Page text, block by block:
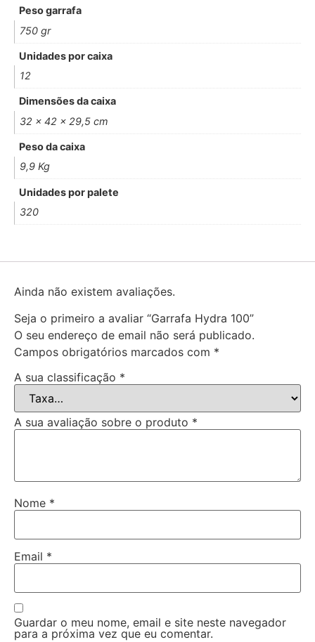
Peso garrafa
750 gr
Unidades por caixa
12
Dimensões da caixa
32 x 42 x 29,5 cm
Peso da caixa
9,9 Kg
Unidades por palete
320
Ainda não existem avaliações.
Seja o primeiro a avaliar “Garrafa Hydra 100”
O seu endereço de email não será publicado.
Campos obrigatórios marcados com *
A sua classificação *
A sua avaliação sobre o produto *
Nome *
Email *
Guardar o meu nome, email e site neste navegador
para a próxima vez que eu comentar.